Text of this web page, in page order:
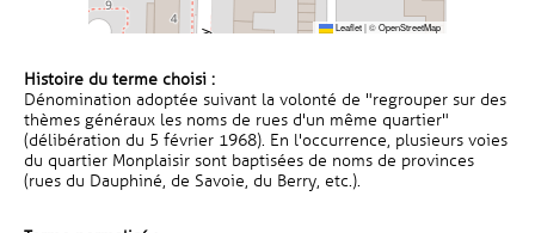
Leaflet|©OpenStreetMap
Histoire du terme choisi :
Dénomination adoptée suivant la volonté de "regrouper sur des
thèmes généraux les noms de rues d'un même quartier"
(délibération du 5 février 1968). En l'occurrence, plusieurs voies
du quartier Monplaisir sont baptisées de noms de provinces
(rues du Dauphiné, de Savoie, du Berry, etc.).